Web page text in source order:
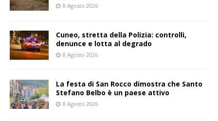
8 Agosto 2026
Cuneo, stretta della Polizia: controlli,
denunce e lotta al degrado
8 Agosto 2026
La festa di San Rocco dimostra che Santo
Stefano Belbo è un paese attivo
8 Agosto 2026